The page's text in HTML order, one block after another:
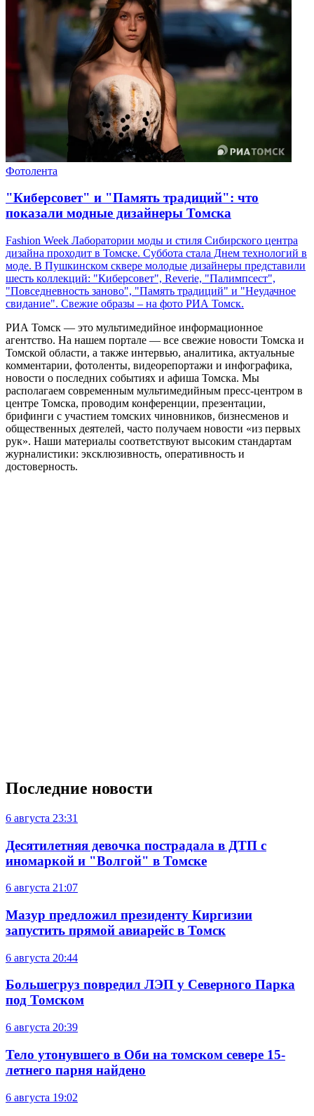
Фотолента
"Киберсовет" и "Память традиций": что
показали модные дизайнеры Томска
Fashion Week Лаборатории моды и стиля Сибирского центра
дизайна проходит в Томске. Суббота стала Днем технологий в
моде. В Пушкинском сквере молодые дизайнеры представили
шесть коллекций: "Киберсовет", Reverie, "Палимпсест",
"Повседневность заново", "Память традиций" и "Неудачное
свидание". Свежие образы – на фото РИА Томск.
РИА Томск — это мультимедийное информационное
агентство. На нашем портале — все свежие новости Томска и
Томской области, а также интервью, аналитика, актуальные
комментарии, фотоленты, видеорепортажи и инфографика,
новости о последних событиях и афиша Томска. Мы
располагаем современным мультимедийным пресс-центром в
центре Томска, проводим конференции, презентации,
брифинги с участием томских чиновников, бизнесменов и
общественных деятелей, часто получаем новости «из первых
рук». Наши материалы соответствуют высоким стандартам
журналистики: эксклюзивность, оперативность и
достоверность.
Последние новости
6 августа 23:31
Десятилетняя девочка пострадала в ДТП с
иномаркой и "Волгой" в Томске
6 августа 21:07
Мазур предложил президенту Киргизии
запустить прямой авиарейс в Томск
6 августа 20:44
Большегруз повредил ЛЭП у Северного Парка
под Томском
6 августа 20:39
Тело утонувшего в Оби на томском севере 15-
летнего парня найдено
6 августа 19:02